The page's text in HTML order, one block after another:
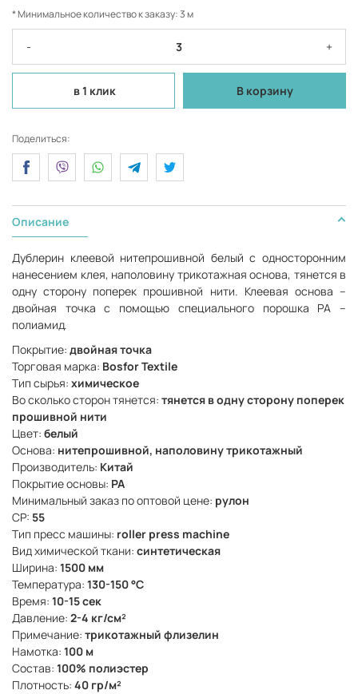
* Минимальное количество к заказу: 3 м
- +
в 1 клик В корзину
Поделиться:
Описание
Дублерин клеевой нитепрошивной белый с односторонним
нанесением клея, наполовину трикотажная основа, тянется в
одну сторону поперек прошивной нити. Клеевая основа –
двойная точка с помощью специального порошка РА –
полиамид.
Покрытие: двойная точка
Торговая марка: Bosfor Textile
Тип сырья: химическое
Во сколько сторон тянется: тянется в одну сторону поперек
прошивной нити
Цвет: белый
Основа: нитепрошивной, наполовину трикотажный
Производитель: Китай
Покрытие основы: PA
Минимальный заказ по оптовой цене: рулон
СР: 55
Тип пресс машины: roller press machine
Вид химической ткани: синтетическая
Ширина: 1500 мм
Температура: 130-150 °C
Время: 10-15 сек
Давление: 2-4 кг/см²
Примечание: трикотажный флизелин
Намотка: 100 м
Состав: 100% полиэстер
Плотность: 40 гр/м²